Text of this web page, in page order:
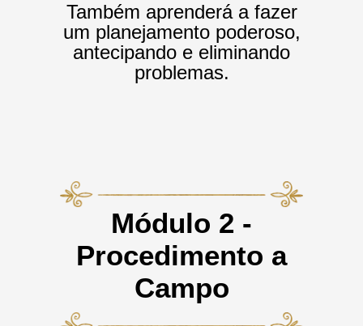
Também aprenderá a fazer
um planejamento poderoso,
antecipando e eliminando
problemas.
Módulo 2 -
Procedimento a
Campo